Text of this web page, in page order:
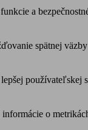
a
spätnej
používateľskej
o